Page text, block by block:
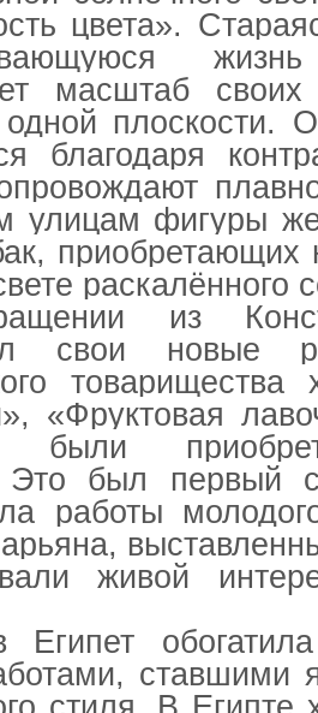
цвета».
масштаб
плоскости.
благодаря
улицам фигуры
приобретающих
раскалённого
из
свои новые
товарищества
«Фруктовая
были
Это был первый
работы
живой
Египет
ставшими